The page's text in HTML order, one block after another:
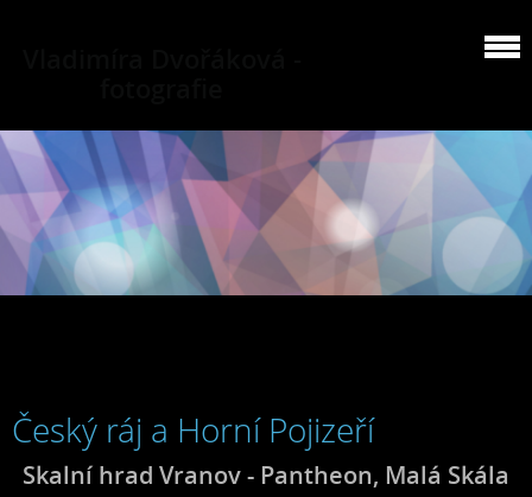
Český ráj a Horní Pojizeří
Skalní hrad Vranov - Pantheon, Malá Skála